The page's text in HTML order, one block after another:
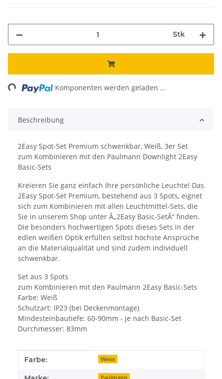
Stk
Komponenten werden geladen ...
Beschreibung
2Easy Spot-Set Premium schwenkbar, Weiß, 3er Set
zum Kombinieren mit den Paulmann Downlight 2Easy
Basic-Sets
Kreieren Sie ganz einfach Ihre persönliche Leuchte! Das
2Easy Spot-Set Premium, bestehend aus 3 Spots, eignet
sich zum Kombinieren mit allen Leuchtmittel-Sets, die
Sie in unserem Shop unter Â„2Easy Basic-SetÂ“ finden.
Die besonders hochwertigen Spots dieses Sets in der
edlen weißen Optik erfüllen selbst höchste Ansprüche
an die Materialqualität und sind zudem individuell
schwenkbar.
Set aus 3 Spots
zum Kombinieren mit den Paulmann 2Easy Basic-Sets
Farbe: Weiß
Schutzart: IP23 (bei Deckenmontage)
Mindesteinbautiefe: 60-90mm - je nach Basic-Set
Durchmesser: 83mm
Produkteigenschaft
Wert
Farbe: Weiss
Paulmann